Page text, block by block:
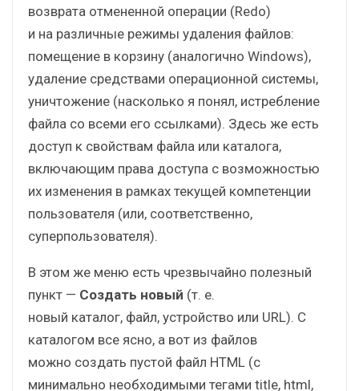
возврата отмененной операции (Redo)
и на различные режимы удаления файлов:
помещение в корзину (аналогично Windows),
удаление средствами операционной системы,
уничтожение (насколько я понял, истребление
файла со всеми его ссылками). Здесь же есть
доступ к свойствам файла или каталога,
включающим права доступа с возможностью
их изменения в рамках текущей компетенции
пользователя (или, соответственно,
суперпользователя).
В этом же меню есть чрезвычайно полезный
пункт — Создать новый (т. е.
новый каталог, файл, устройство или URL). С
каталогом все ясно, а вот из файлов
можно создать пустой файл HTML (с
минимально необходимыми тегами title, html,